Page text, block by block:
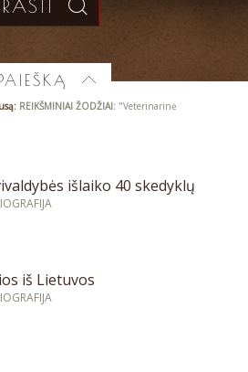
REIKŠMINIAI ŽODŽIAI: "Veterinarinė
išlaiko 40 skedyklų
iš Lietuvos